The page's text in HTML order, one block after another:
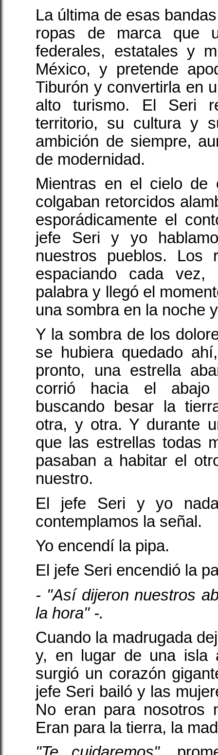
La última de esas
ropas de marca que
federales, estatales y
México, y pretende
Tiburón y convertirla en
alto turismo. El Seri
territorio, su cultura y
ambición de siempre,
de modernidad.
Mientras en el cielo de
colgaban retorcidos
esporádicamente el
jefe Seri y yo
nuestros pueblos. Los
espaciando cada
palabra y llegó el
una sombra en la noche
Y la sombra de los
se hubiera quedado
pronto, una estrella
corrió hacia el abajo
buscando besar la
otra, y otra. Y durante
que las estrellas todas
pasaban a habitar el
nuestro.
El jefe Seri y yo
contemplamos la señal.
Yo encendí la pipa.
El jefe Seri encendió la
- "Así dijeron nuestros
la hora" -.
Cuando la madrugada
y, en lugar de una isla
surgió un corazón
jefe Seri bailó y las
No eran para nosotros
Eran para la tierra, la